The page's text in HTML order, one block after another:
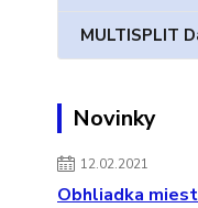
MULTISPLIT
Novinky
12.02.2021
Obhliadka